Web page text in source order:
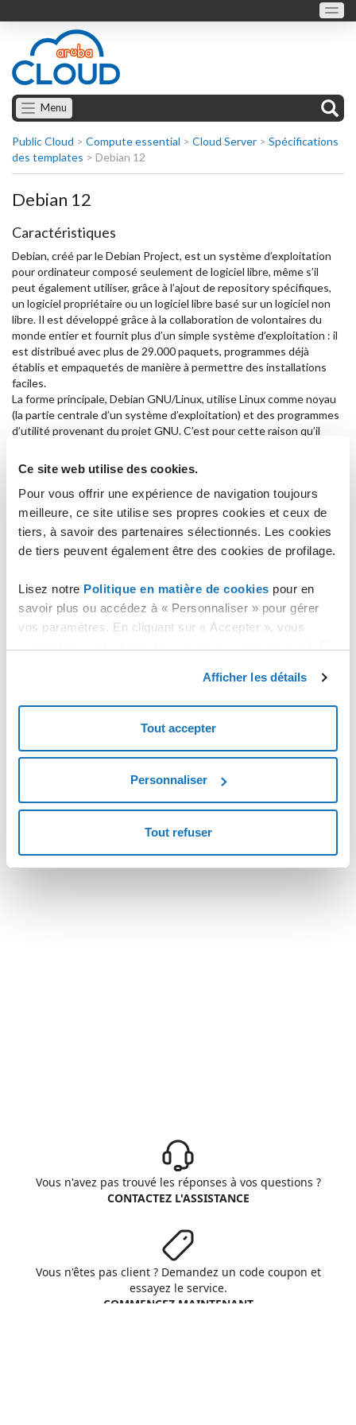
Ce site web utilise des cookies.
Pour vous offrir une expérience de navigation toujours
meilleure, ce site utilise ses propres cookies et ceux de
tiers, à savoir des partenaires sélectionnés. Les cookies
de tiers peuvent également être des cookies de profilage.
Lisez notre Politique en matière de cookies pour en
savoir plus ou accédez à « Personnaliser » pour gérer
vos paramètres. En cliquant sur « Accepter », vous
stockage des cookies nécessaires.
Afficher les détails
Tout accepter
Personnaliser
Tout refuser
Menu
Public Cloud > Compute essential > Cloud Server > Spécifications
des templates > Debian 12
Debian 12
Caractéristiques
Debian, créé par le Debian Project, est un système d’exploitation
pour ordinateur composé seulement de logiciel libre, même s’il
peut également utiliser, grâce à l’ajout de repository spécifiques,
un logiciel propriétaire ou un logiciel libre basé sur un logiciel non
libre. Il est développé grâce à la collaboration de volontaires du
monde entier et fournit plus d’un simple système d’exploitation : il
est distribué avec plus de 29.000 paquets, programmes déjà
établis et empaquetés de manière à permettre des installations
faciles.
La forme principale, Debian GNU/Linux, utilise Linux comme noyau
(la partie centrale d’un système d’exploitation) et des programmes
d’utilité provenant du projet GNU. C’est pour cette raison qu’il
Le nom Debian a été inventé par le fondateur du projet, Ian
celui de sa fiancée (désormais ex-femme) Debra.
Comment y accéder
L’accès administratif est fourni via ssh, avec utilisateur root et le
Configurations
Il n'y a pas de personnalisations particulières sur ce template, à
part Fail2ban, c'est une installation minimale de Debian qui laisse la
place à tout type d'utilisation. Le port 22 est ouvert pour l'accès
Changelog
Vous n'avez pas trouvé les réponses à vos questions ?
CONTACTEZ L'ASSISTANCE
Vous n'êtes pas client ? Demandez un code coupon et
essayez le service.
COMMENCEZ MAINTENANT